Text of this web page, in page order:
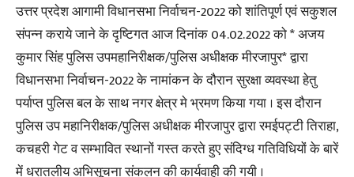
उत्तर प्रदेश आगामी विधानसभा निर्वाचन-2022 को शांतिपूर्ण एवं सकुशल
संपन्न कराये जाने के दृष्टिगत आज दिनांक 04.02.2022 को * अजय
कुमार सिंह पुलिस उपमहानिरीक्षक/पुलिस अधीक्षक मीरजापुर* द्वारा
विधानसभा निर्वाचन-2022 के नामांकन के दौरान सुरक्षा व्यवस्था हेतु
पर्याप्त पुलिस बल के साथ नगर क्षेत्र मे भ्रमण किया गया । इस दौरान
पुलिस उप महानिरीक्षक/पुलिस अधीक्षक मीरजापुर द्वारा रमईपट्टी तिराहा,
कचहरी गेट व सम्भावित स्थानों गस्त करते हुए संदिग्ध गतिविधियों के बारें
में धरातलीय अभिसूचना संकलन की कार्यवाही की गयी ।